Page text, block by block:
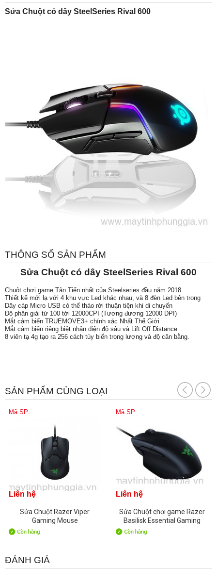
Sửa Chuột có dây SteelSeries Rival 600
THÔNG SỐ SẢN PHẨM
Sửa Chuột có dây SteelSeries Rival 600
Chuột chơi game Tân Tiến nhất của Steelseries đầu năm 2018
Thiết kế mới lạ với 4 khu vực Led khác nhau, và 8 đèn Led bên trong
Dây cáp Micro USB có thể tháo rời thuận tiện khi di chuyển
Độ phân giải từ 100 tới 12000CPI (Tương đương 12000 DPI)
Mắt cảm biến TRUEMOVE3+ chính xác Nhất Thế Giới
Mắt cảm biến riêng biệt nhận diện độ sâu và Lift Off Distance
8 viên tạ 4g tạo ra 256 cách tùy biến trọng lượng và độ cân bằng.
SẢN PHẨM CÙNG LOẠI
Mã SP:
Liên hệ
Sửa Chuột Razer Viper
Gaming Mouse
Mã SP:
Liên hệ
Sửa Chuột chơi game Razer
Basilisk Essential Gaming
ĐÁNH GIÁ